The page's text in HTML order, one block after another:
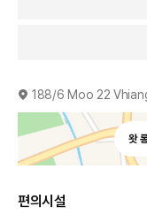
188/6 Moo 22
왓
편의시설